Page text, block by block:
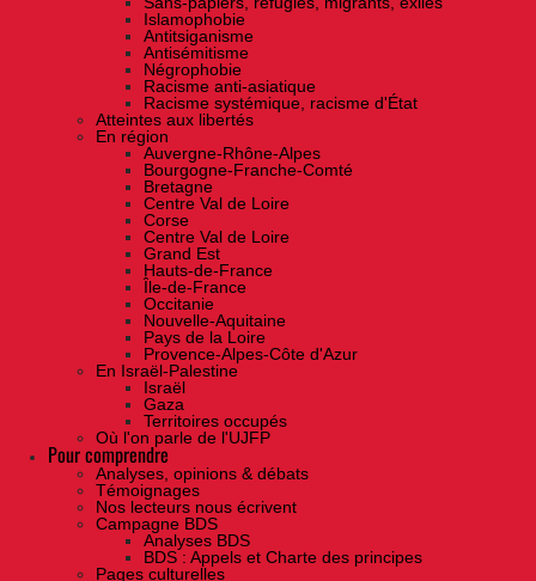
Islamophobie
Antitsiganisme
Antisémitisme
Négrophobie
Racisme anti-asiatique
Racisme systémique, racisme d'État
Atteintes aux libertés
En région
Auvergne-Rhône-Alpes
Bourgogne-Franche-Comté
Bretagne
Centre Val de Loire
Corse
Centre Val de Loire
Grand Est
Hauts-de-France
Île-de-France
Occitanie
Nouvelle-Aquitaine
Pays de la Loire
Provence-Alpes-Côte d'Azur
En Israël-Palestine
Israël
Gaza
Territoires occupés
Où l'on parle de l'UJFP
Pour comprendre
Analyses, opinions & débats
Témoignages
Nos lecteurs nous écrivent
Campagne BDS
Analyses BDS
BDS : Appels et Charte des principes
Pages culturelles